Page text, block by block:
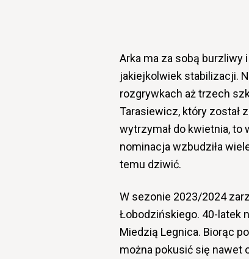
Arka ma za sobą burzliwy i
jakiejkolwiek stabilizacji.
rozgrywkach aż trzech
Tarasiewicz, który został
wytrzymał do kwietnia, to
nominacja wzbudziła
temu dziwić.
W sezonie 2023/2024
Łobodzińskiego. 40-latek
Miedzią Legnica. Biorąc
można pokusić się nawet